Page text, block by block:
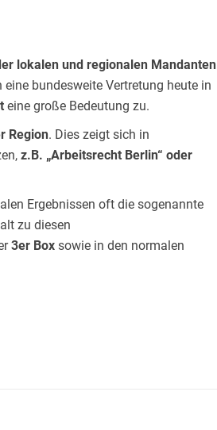
lokalen und regionalen Mandanten
bundesweite Vertretung heute in
eine große Bedeutung zu.
Region. Dies zeigt sich in
z.B. „Arbeitsrecht Berlin“ oder
Ergebnissen oft die sogenannte
zu diesen
3er Box sowie in den normalen